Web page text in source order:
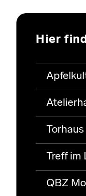
Hier
Treff im
QBZ